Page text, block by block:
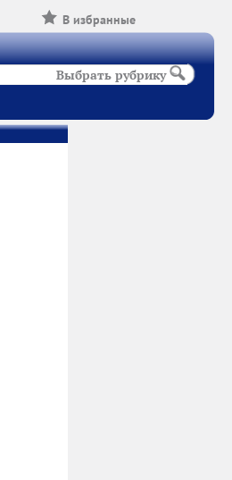
В избранные
Выбрать рубрику